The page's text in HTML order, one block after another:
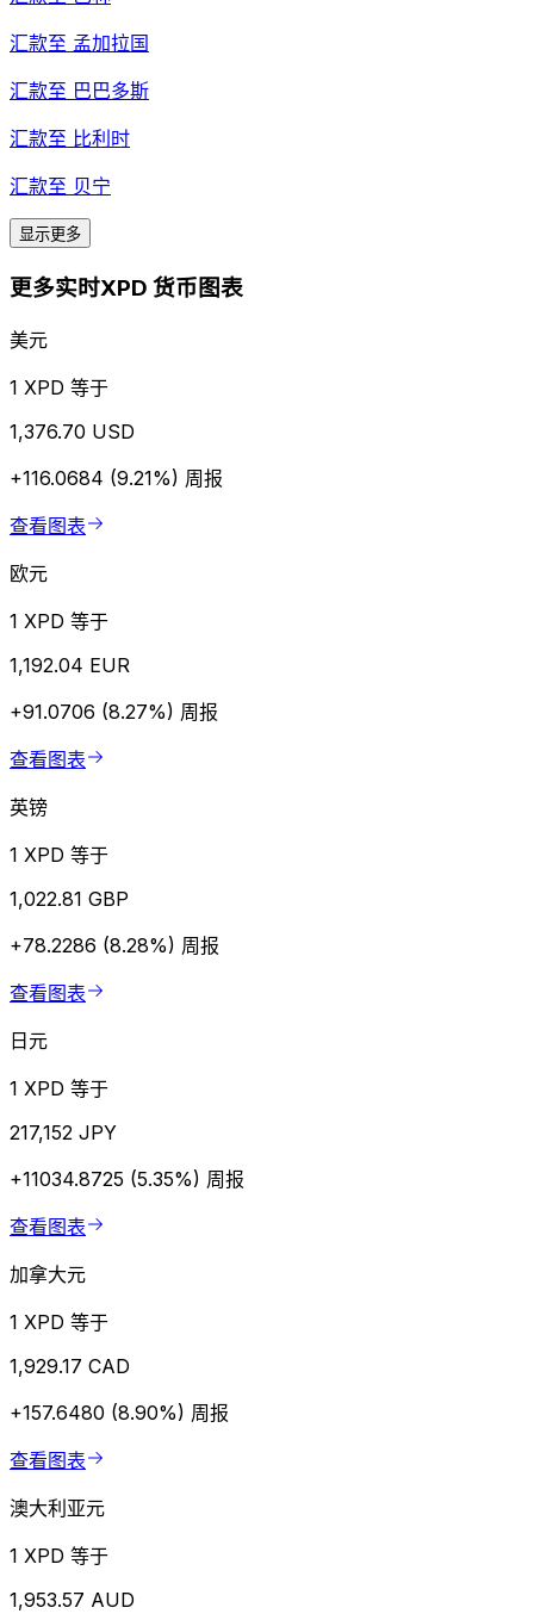
汇款至 孟加拉国
汇款至 巴巴多斯
汇款至 比利时
汇款至 贝宁
显示更多
更多实时XPD 货币图表
美元
1 XPD 等于
1,376.70 USD
+116.0684 (9.21%) 周报
查看图表
欧元
1 XPD 等于
1,192.04 EUR
+91.0706 (8.27%) 周报
查看图表
英镑
1 XPD 等于
1,022.81 GBP
+78.2286 (8.28%) 周报
查看图表
日元
1 XPD 等于
217,152 JPY
+11034.8725 (5.35%) 周报
查看图表
加拿大元
1 XPD 等于
1,929.17 CAD
+157.6480 (8.90%) 周报
查看图表
澳大利亚元
1 XPD 等于
1,953.57 AUD